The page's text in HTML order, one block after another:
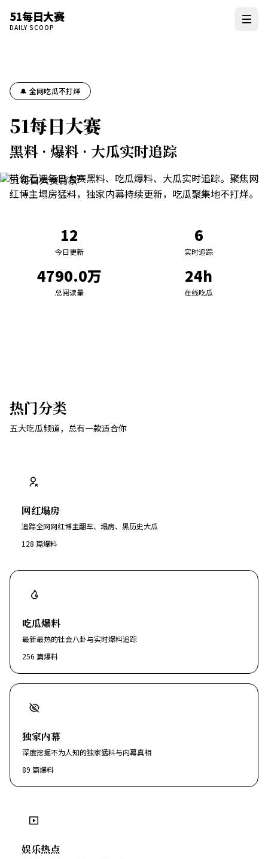
51每日大赛
DAILY SCOOP
🔔 全网吃瓜不打烊
51每日大赛
黑料 · 爆料 · 大瓜实时追踪
带你看遍每日大赛黑料、吃瓜爆料、大瓜实时追踪。聚焦网
红博主塌房猛料，独家内幕持续更新，吃瓜聚集地不打烊。
12
今日更新
6
实时追踪
4790.0万
总阅读量
24h
在线吃瓜
热门分类
五大吃瓜频道，总有一款适合你
网红塌房
追踪全网网红博主翻车、塌房、黑历史大瓜
128 篇爆料
吃瓜爆料
最新最热的社会八卦与实时爆料追踪
256 篇爆料
独家内幕
深度挖掘不为人知的独家猛料与内幕真相
89 篇爆料
娱乐热点